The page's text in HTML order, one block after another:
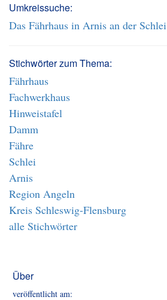
Umkreissuche:
Das Fährhaus in Arnis an der Schlei
Stichwörter zum Thema:
Fährhaus
Fachwerkhaus
Hinweistafel
Damm
Fähre
Schlei
Arnis
Region Angeln
Kreis Schleswig-Flensburg
alle Stichwörter
Über
veröffentlicht am: